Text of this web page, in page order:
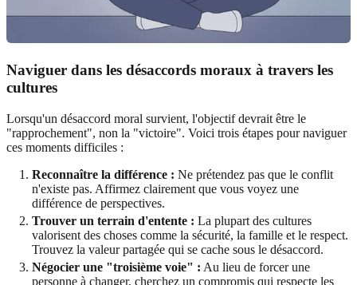
Naviguer dans les désaccords moraux à travers les
cultures
Lorsqu'un désaccord moral survient, l'objectif devrait être le
"rapprochement", non la "victoire". Voici trois étapes pour naviguer
ces moments difficiles :
Reconnaître la différence : Ne prétendez pas que le conflit
n'existe pas. Affirmez clairement que vous voyez une
différence de perspectives.
Trouver un terrain d'entente : La plupart des cultures
valorisent des choses comme la sécurité, la famille et le respect.
Trouvez la valeur partagée qui se cache sous le désaccord.
Négocier une "troisième voie" : Au lieu de forcer une
personne à changer, cherchez un compromis qui respecte les